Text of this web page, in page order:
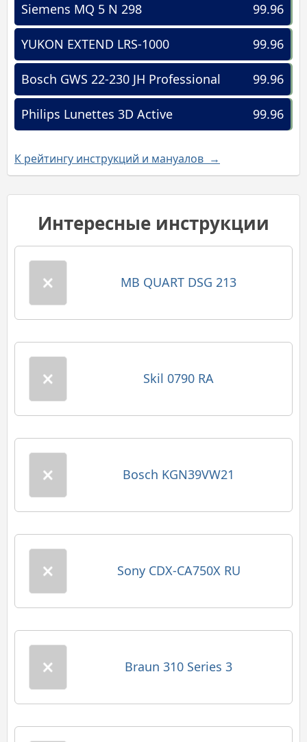
99.96
Siemens MQ 5 N 298
99.96
YUKON EXTEND LRS-1000
99.96
Bosch GWS 22-230 JH Professional
99.96
Philips Lunettes 3D Active
К рейтингу инструкций и мануалов →
Интересные инструкции
MB QUART DSG 213
Skil 0790 RA
Bosch KGN39VW21
Sony CDX-CA750X RU
Braun 310 Series 3